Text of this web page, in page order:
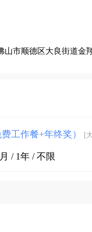
山市顺德区大良街道金
工作餐+年终奖） [
/ 1年 / 不限